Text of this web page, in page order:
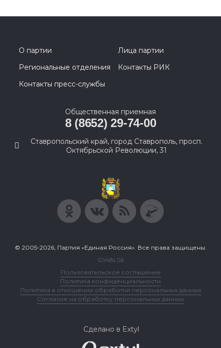
О партии
Лица партии
Региональные отделения
Контакты РИК
Контакты пресс-службы
Общественная приемная
8 (8652) 29-74-00
Ставропольский край, город Ставрополь, просп.
Октябрьской Революции, 31
© 2005-2026, Партия «Единая Россия». Все права защищены.
GY48LS6
Пользовательское соглашение
Политика конфиденциальности
Политика в отношении обработки персональных данных
Согласие на обработку персональных данных
Сделано в Extyl